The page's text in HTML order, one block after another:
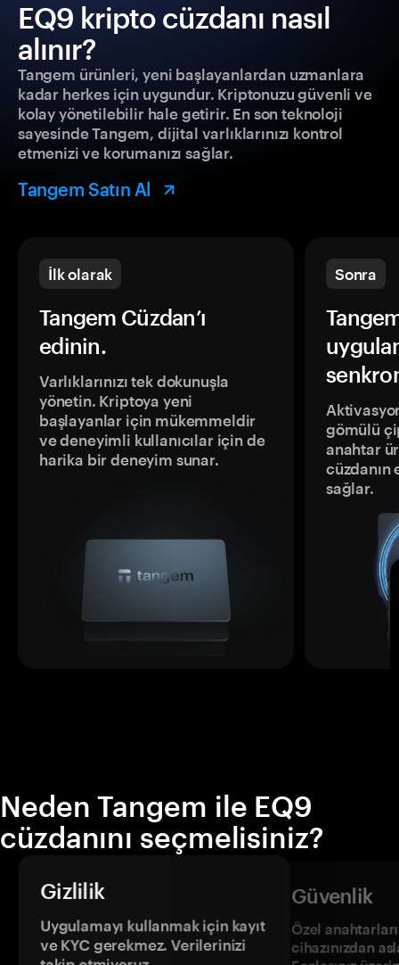
EQ9 kripto cüzdanı nasıl
alınır?
Tangem ürünleri, yeni başlayanlardan uzmanlara
kadar herkes için uygundur. Kriptonuzu güvenli ve
kolay yönetilebilir hale getirir. En son teknoloji
sayesinde Tangem, dijital varlıklarınızı kontrol
etmenizi ve korumanızı sağlar.
Tangem Satın Al
İlk olarak
Tangem Cüzdan’ı
edinin.
Varlıklarınızı tek dokunuşla
yönetin. Kriptoya yeni
başlayanlar için mükemmeldir
ve deneyimli kullanıcılar için de
harika bir deneyim sunar.
Sonra
gömülü
anahtar
sağlar.
Neden Tangem ile EQ9
cüzdanını seçmelisiniz?
Gizlilik
Uygulamayı kullanmak için kayıt
ve KYC gerekmez. Verilerinizi
Güvenlik
Özel
cihazınızdan